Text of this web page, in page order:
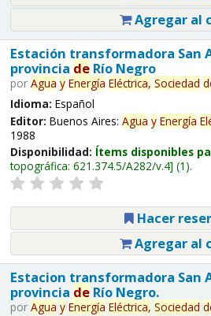
Agregar al
Estación transformadora San
provincia deRío Negro
por Agua y Energía Eléctrica, Sociedad
Idioma: Español
Editor: Buenos Aires: Agua y Energía
1988
Disponibilidad: Ítems disponibles
topográfica: 621.374.5/A282/v.4 (1).
Hacer
Agregar al
Estacion transformadora San
provincia deRío Negro.
por Agua y Energía Eléctrica, Sociedad